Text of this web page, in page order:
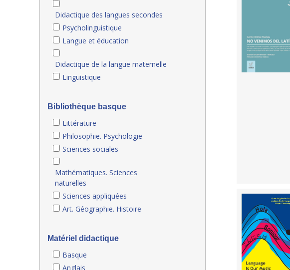
Didactique des langues secondes
Psycholinguistique
Langue et éducation
Didactique de la langue maternelle
Linguistique
Bibliothèque basque
Littérature
Philosophie. Psychologie
Sciences sociales
Mathématiques. Sciences
naturelles
Sciences appliquées
Art. Géographie. Histoire
Matériel didactique
Basque
Anglais